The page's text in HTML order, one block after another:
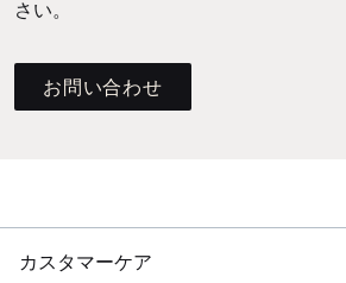
さい。
お問い合わせ
カスタマーケア